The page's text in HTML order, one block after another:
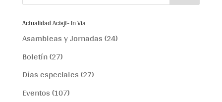
Actualidad Acisjf- In Via
Asambleas y Jornadas(24)
Boletín(27)
Días especiales(27)
Eventos(107)